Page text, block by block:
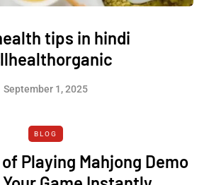
tips in hindi
September 1, 2025
BLOG
Playing Mahjong Demo